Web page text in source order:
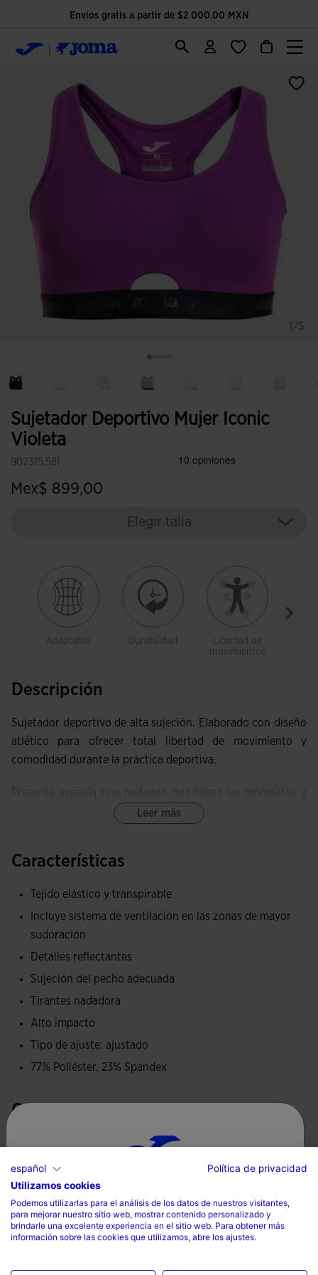
Envíos gratis a partir de $2 000.00 MXN
Sujetador Deportivo Mujer Iconic
Violeta
902315.581
Mex$ 899,00
Elegir talla
Adaptable Durabilidad
Libertad de
movimientos
Descripción
Sujetador deportivo de alta sujeción. Elaborado con diseño
atlético para ofrecer total libertad de movimiento y
comodidad durante la práctica deportiva.
facilita la movilidad. También incorpora una banda elástica
Equipado con copas performadas con sistema de
Este top se ha elaborado con tejido elástico y transpirable
para conseguir una adaptabilidad superior.
visibilidad de la runner en condiciones de poca luz.
Logotipo de Joma reflectante.
Leer más
Características
Tejido elástico y transpirable
Incluye sistema de ventilación en las zonas de mayor
sudoración
Detalles reflectantes
Sujeción del pecho adecuada
Tirantes nadadora
Alto impacto
Tipo de ajuste: ajustado
77% Poliéster, 23% Spandex
Cuidados
Lavar a máquina sin superar 30 grados
No utilizar lejía
No secar a máquina
Planchar a temperatura máxima de 110 grados
No limpiar en seco
Selecciona tu país e idioma
País
Mexico
español
Política de privacidad
Utilizamos cookies
Podemos utilizarlas para el análisis de los datos de nuestros visitantes,
para mejorar nuestro sitio web, mostrar contenido personalizado y
brindarle una excelente experiencia en el sitio web. Para obtener más
información sobre las cookies que utilizamos, abre los ajustes.